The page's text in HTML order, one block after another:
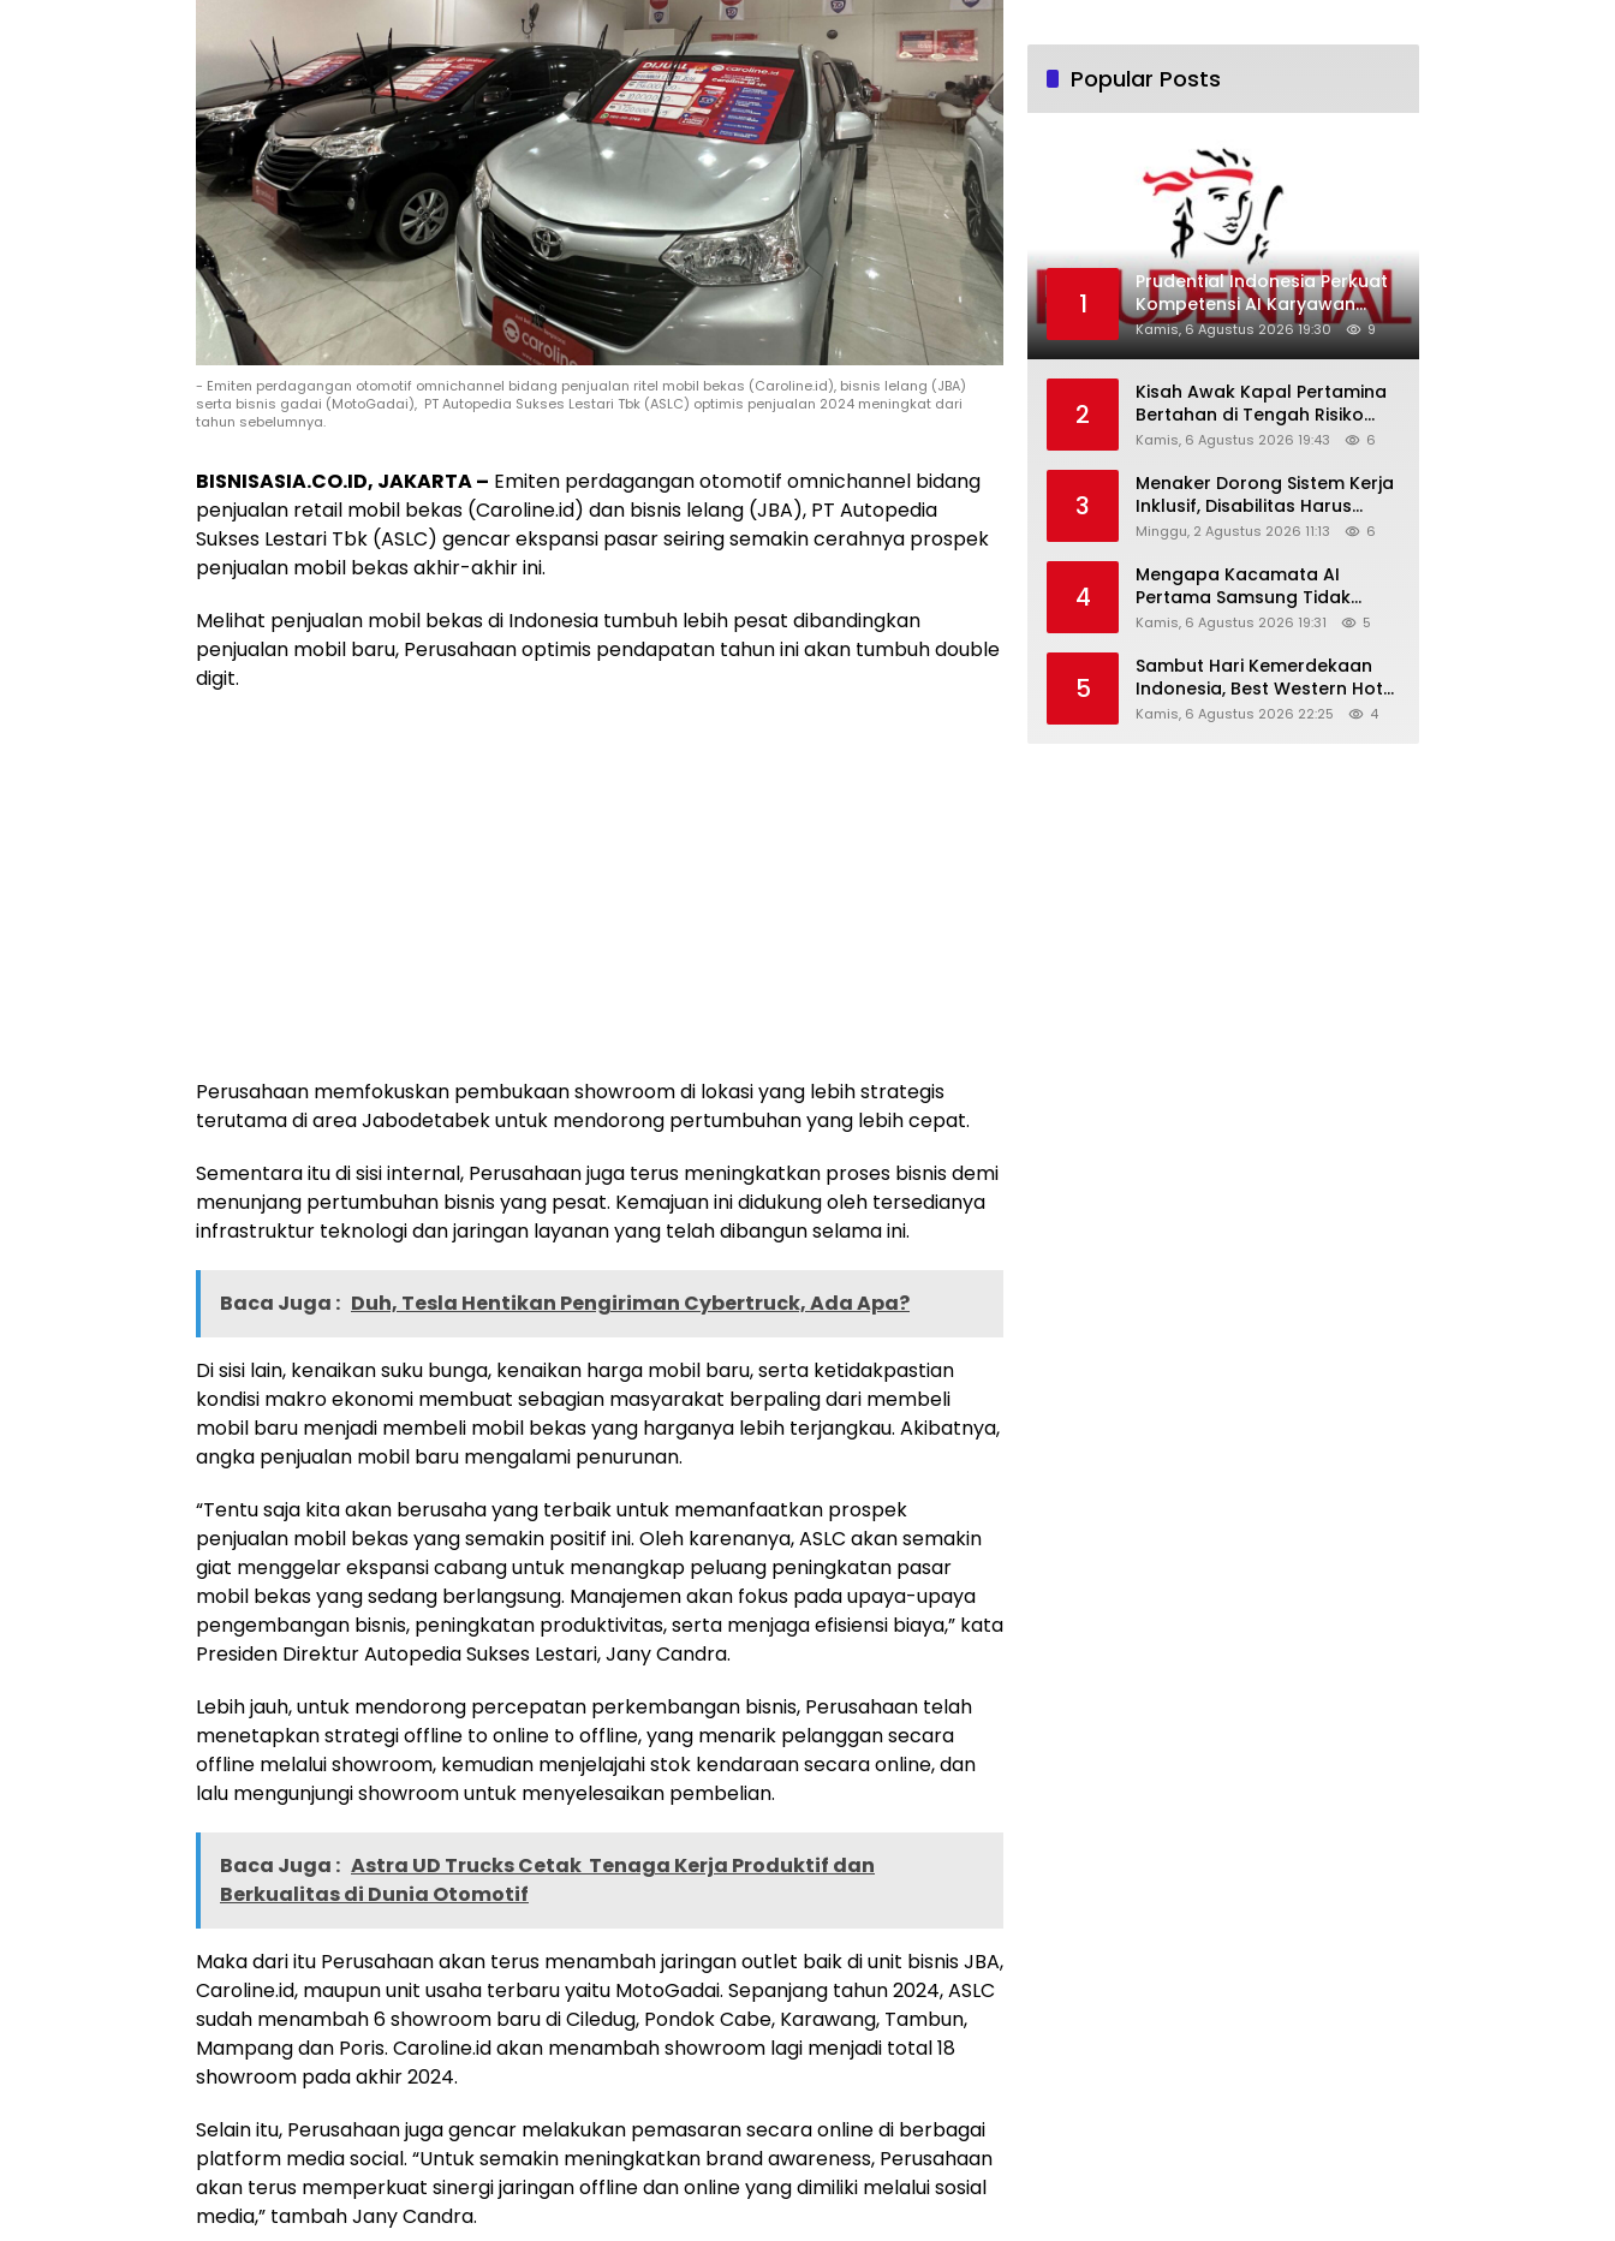
- Emiten perdagangan otomotif omnichannel bidang penjualan ritel mobil bekas (Caroline.id), bisnis lelang (JBA)
serta bisnis gadai (MotoGadai), PT Autopedia Sukses Lestari Tbk (ASLC) optimis penjualan 2024 meningkat dari
tahun sebelumnya.
BISNISASIA.CO.ID, JAKARTA – Emiten perdagangan otomotif omnichannel bidang
penjualan retail mobil bekas (Caroline.id) dan bisnis lelang (JBA), PT Autopedia
Sukses Lestari Tbk (ASLC) gencar ekspansi pasar seiring semakin cerahnya prospek
penjualan mobil bekas akhir-akhir ini.
Melihat penjualan mobil bekas di Indonesia tumbuh lebih pesat dibandingkan
penjualan mobil baru, Perusahaan optimis pendapatan tahun ini akan tumbuh double
digit.
Perusahaan memfokuskan pembukaan showroom di lokasi yang lebih strategis
terutama di area Jabodetabek untuk mendorong pertumbuhan yang lebih cepat.
Sementara itu di sisi internal, Perusahaan juga terus meningkatkan proses bisnis demi
menunjang pertumbuhan bisnis yang pesat. Kemajuan ini didukung oleh tersedianya
infrastruktur teknologi dan jaringan layanan yang telah dibangun selama ini.
Baca Juga : Duh, Tesla Hentikan Pengiriman Cybertruck, Ada Apa?
Di sisi lain, kenaikan suku bunga, kenaikan harga mobil baru, serta ketidakpastian
kondisi makro ekonomi membuat sebagian masyarakat berpaling dari membeli
mobil baru menjadi membeli mobil bekas yang harganya lebih terjangkau. Akibatnya,
angka penjualan mobil baru mengalami penurunan.
“Tentu saja kita akan berusaha yang terbaik untuk memanfaatkan prospek
penjualan mobil bekas yang semakin positif ini. Oleh karenanya, ASLC akan semakin
giat menggelar ekspansi cabang untuk menangkap peluang peningkatan pasar
mobil bekas yang sedang berlangsung. Manajemen akan fokus pada upaya-upaya
pengembangan bisnis, peningkatan produktivitas, serta menjaga efisiensi biaya,” kata
Presiden Direktur Autopedia Sukses Lestari, Jany Candra.
Lebih jauh, untuk mendorong percepatan perkembangan bisnis, Perusahaan telah
menetapkan strategi offline to online to offline, yang menarik pelanggan secara
offline melalui showroom, kemudian menjelajahi stok kendaraan secara online, dan
lalu mengunjungi showroom untuk menyelesaikan pembelian.
Baca Juga : Astra UD Trucks Cetak Tenaga Kerja Produktif dan
Berkualitas di Dunia Otomotif
Maka dari itu Perusahaan akan terus menambah jaringan outlet baik di unit bisnis JBA,
Caroline.id, maupun unit usaha terbaru yaitu MotoGadai. Sepanjang tahun 2024, ASLC
sudah menambah 6 showroom baru di Ciledug, Pondok Cabe, Karawang, Tambun,
Mampang dan Poris. Caroline.id akan menambah showroom lagi menjadi total 18
showroom pada akhir 2024.
Selain itu, Perusahaan juga gencar melakukan pemasaran secara online di berbagai
platform media social. “Untuk semakin meningkatkan brand awareness, Perusahaan
akan terus memperkuat sinergi jaringan offline dan online yang dimiliki melalui sosial
media,” tambah Jany Candra.
Popular Posts
1
Prudential Indonesia Perkuat
Kompetensi AI Karyawan
Lewat AI Week
Kamis, 6 Agustus 2026 19:30 9
2
Kisah Awak Kapal Pertamina
Bertahan di Tengah Risiko
Pelayaran Selat Hormuz
Kamis, 6 Agustus 2026 19:43 6
3
Menaker Dorong Sistem Kerja
Inklusif, Disabilitas Harus
Dapat Kesempatan Setara
Minggu, 2 Agustus 2026 11:13 6
4
Mengapa Kacamata AI
Pertama Samsung Tidak
Dibekali Layar?
Kamis, 6 Agustus 2026 19:31 5
5
Sambut Hari Kemerdekaan
Indonesia, Best Western Hotel
Hadirkan The Freedom Stay
Kamis, 6 Agustus 2026 22:25 4